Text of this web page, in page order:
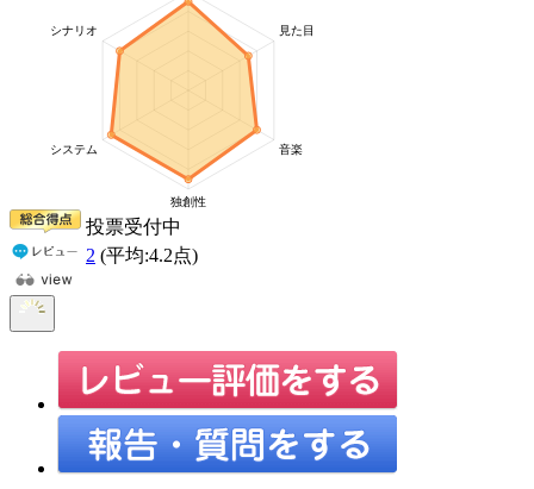
投票受付中
2 (平均:4.2点)